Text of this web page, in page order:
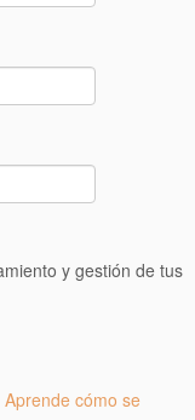
y gestión de tus
Aprende cómo se